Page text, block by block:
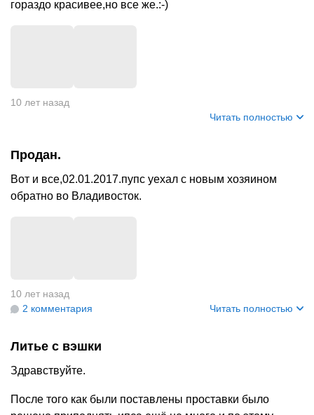
гораздо красивее,но все же.:-)
10 лет назад
Читать полностью
Продан.
Вот и все,02.01.2017.пупс уехал с новым хозяином
обратно во Владивосток.
10 лет назад
2 комментария
Читать полностью
Литье с вэшки
Здравствуйте.
После того как были поставлены проставки было